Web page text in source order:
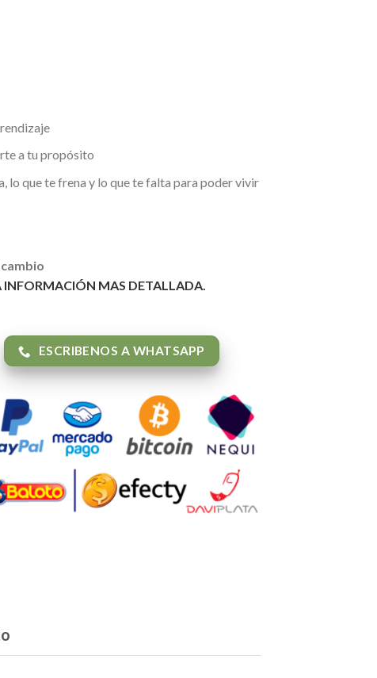
a tu propósito
lo que te frena y lo que te falta para poder vivir
INFORMACIÓN MAS DETALLADA.
ESCRIBENOS A WHATSAPP